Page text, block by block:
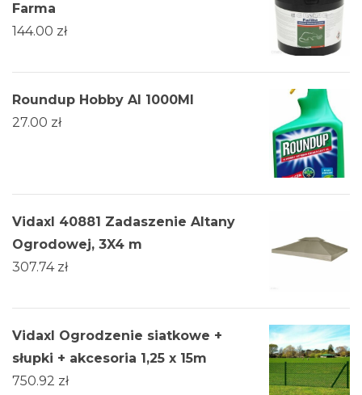
Farma
144.00 zł
Roundup Hobby Al 1000Ml
27.00 zł
Vidaxl 40881 Zadaszenie Altany
Ogrodowej, 3X4 m
307.74 zł
Vidaxl Ogrodzenie siatkowe +
słupki + akcesoria 1,25 x 15m
750.92 zł